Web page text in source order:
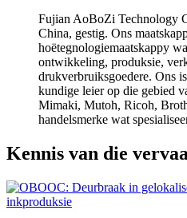
Fujian AoBoZi Technology
China, gestig. Ons
hoëtegnologiemaatskappy
ontwikkeling, produksie,
drukverbruiksgoedere. Ons
kundige leier op die gebied
Mimaki, Mutoh, Ricoh,
handelsmerke wat
Kennis van die